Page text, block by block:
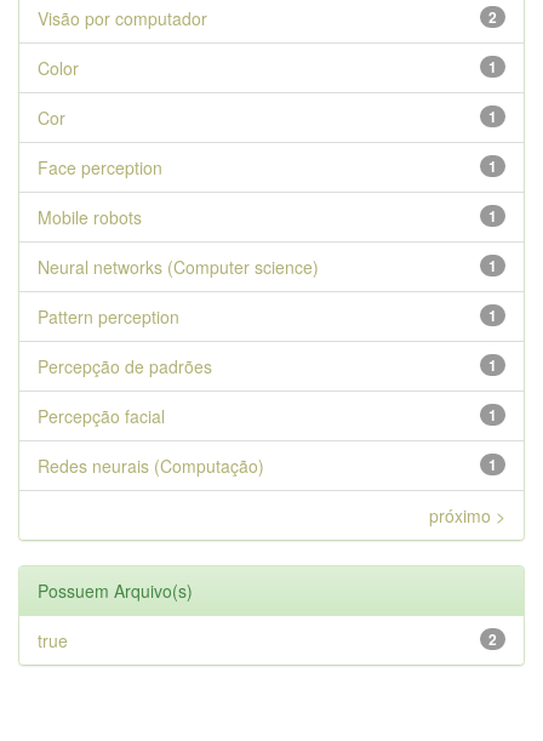
2
Visão por computador
1
Color
1
Cor
1
Face perception
1
Mobile robots
1
Neural networks (Computer science)
1
Pattern perception
1
Percepção de padrões
1
Percepção facial
1
Redes neurais (Computação)
próximo >
Possuem Arquivo(s)
2
true